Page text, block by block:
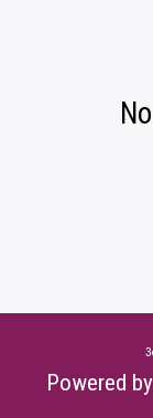
Powered by